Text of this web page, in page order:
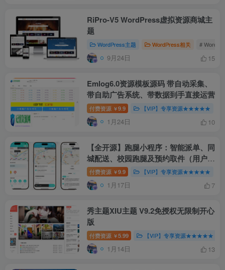
RiPro-V5 WordPress虚拟资源商城主
题
WordPress主题 WordPress相关 #
9月24日 15
Emlog6.0资源模板源码 带自动采集、
带自助广告系统、带数据到手直接运营
付费资源 ￥9.9 【VIP】专享资源★★★★★
1月24日 10
【全开源】跑腿小程序：智能派单、同
城配送、校园跑腿及预约取件（用户端
+骑手端）
付费资源 ￥9.9 【VIP】专享资源★★★★★
1月17日 7
秀主题XIU主题 V9.2免授权无限制开心
版
付费资源 ￥5.99 【VIP】专享资源★★★★★
1月14日 13